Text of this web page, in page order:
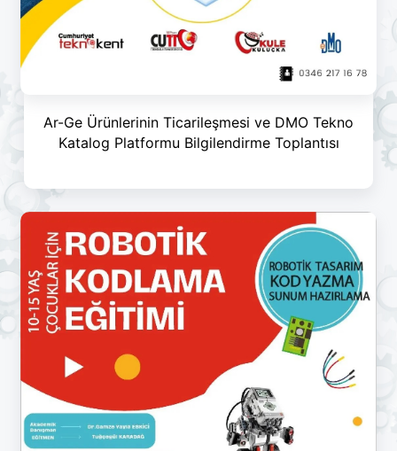
Ar-Ge Ürünlerinin Ticarileşmesi ve DMO Tekno
Katalog Platformu Bilgilendirme Toplantısı